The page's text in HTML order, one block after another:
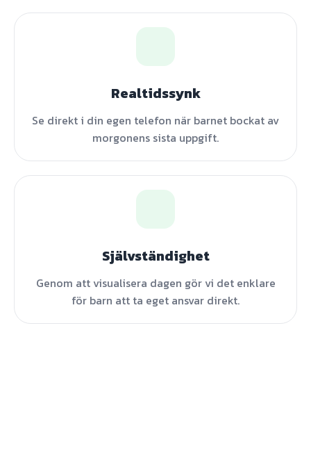
Realtidssynk
Se direkt i din egen telefon när barnet bockat av
morgonens sista uppgift.
Självständighet
Genom att visualisera dagen gör vi det enklare
för barn att ta eget ansvar direkt.